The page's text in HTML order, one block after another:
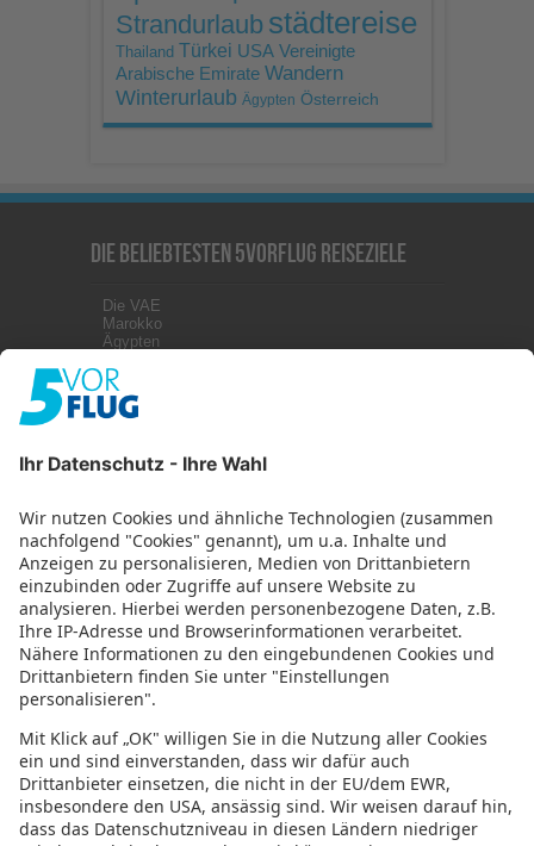
Strandurlaub städtereise
Thailand Türkei USA Vereinigte
Arabische Emirate Wandern
Winterurlaub Ägypten Österreich
Die beliebtesten 5vorFlug Reiseziele
Die VAE
Marokko
Ägypten
Malta
Griechenland
Zypern
Impressum
Datenschutz
Datenschutzeinstellungen
Abonniere uns mit RSS
Top 9 Djerba Strände und
orientalischer Zauber 27. Juni 2023
Urlaubsguru
Die 6 schönsten Strände Hollands: Eine
Küste voller Möglichkeiten 20. Juni 2023
Urlaubsguru